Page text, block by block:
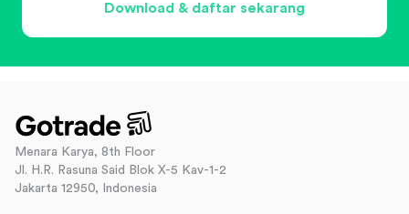
Download & daftar sekarang
Menara Karya, 8th Floor
Jl. H.R. Rasuna Said Blok X-5 Kav-1-2
Jakarta 12950, Indonesia